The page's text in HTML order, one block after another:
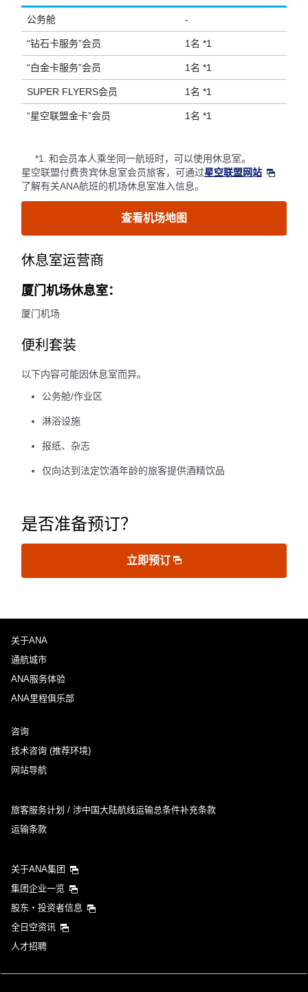
公务舱 -
“钻石卡服务”会员 1名 *1
“白金卡服务”会员 1名 *1
SUPER FLYERS会员 1名 *1
“星空联盟金卡”会员 1名 *1
*1.
和会员本人乘坐同一航班时，可以使用休息室。
星空联盟付费贵宾休息室会员旅客，可通过星空联盟网站
了解有关ANA航班的机场休息室准入信息。
查看机场地图
休息室运营商
厦门机场休息室：
厦门机场
便利套装
以下内容可能因休息室而异。
公务舱/作业区
淋浴设施
报纸、杂志
仅向达到法定饮酒年龄的旅客提供酒精饮品
是否准备预订？
立即预订
关于ANA
通航城市
ANA服务体验
ANA里程俱乐部
咨询
技术咨询 (推荐环境)
网站导航
旅客服务计划 / 涉中国大陆航线运输总条件补充条款
运输条款
关于ANA集团
集团企业一览
股东・投资者信息
全日空资讯
人才招聘